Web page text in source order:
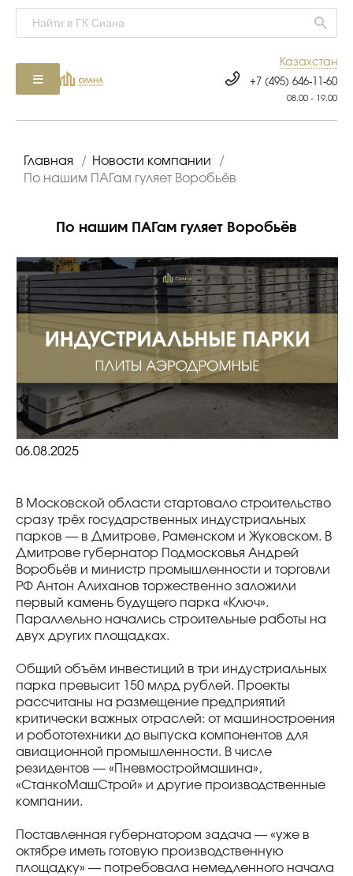
Казахстан
+7 (495) 646-11-60
08.00 - 19.00
Главная / Новости компании
/
По нашим ПАГам гуляет Воробьёв
По нашим ПАГам гуляет Воробьёв
06.08.2025
В Московской области стартовало строительство
сразу трёх государственных индустриальных
парков — в Дмитрове, Раменском и Жуковском. В
Дмитрове губернатор Подмосковья Андрей
Воробьёв и министр промышленности и торговли
РФ Антон Алиханов торжественно заложили
первый камень будущего парка «Ключ».
Параллельно начались строительные работы на
двух других площадках.
Общий объём инвестиций в три индустриальных
парка превысит 150 млрд рублей. Проекты
рассчитаны на размещение предприятий
критически важных отраслей: от машиностроения
и робототехники до выпуска компонентов для
авиационной промышленности. В числе
резидентов — «Пневмостроймашина»,
«СтанкоМашСтрой» и другие производственные
компании.
Поставленная губернатором задача — «уже в
октябре иметь готовую производственную
площадку» — потребовала немедленного начала